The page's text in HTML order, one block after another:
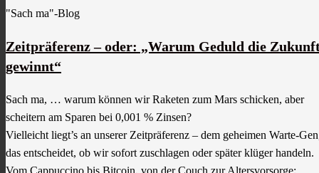
"Sach ma"-Blog
Zeitpräferenz – oder: „Warum Geduld die
gewinnt“
Sach ma, … warum können wir Raketen zum Mars schicken, aber
scheitern am Sparen bei 0,001 % Zinsen?
Vielleicht liegt’s an unserer Zeitpräferenz – dem geheimen Warte-
das entscheidet, ob wir sofort zuschlagen oder später klüger handeln.
Vom Cappuccino bis Bitcoin, von der Couch zur Altersvorsorge: